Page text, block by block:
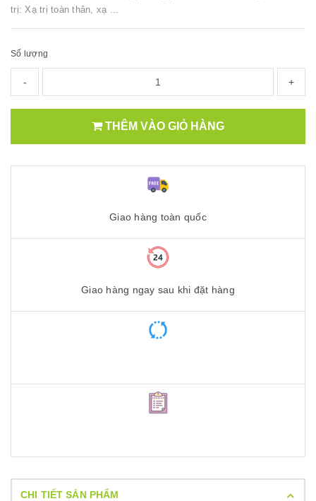
trị: Xạ trị toàn thân, xạ ...
Số lượng
- +
THÊM VÀO GIỎ HÀNG
Giao hàng toàn quốc
Giao hàng ngay sau khi đặt hàng
CHI TIẾT SẢN PHẨM